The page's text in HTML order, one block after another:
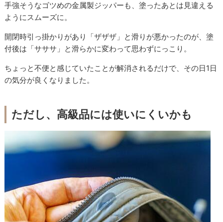
手強そうなゴツめの金属製ジッパーも、塗ったあとは見違える
ようにスムーズに。
開閉時引っ掛かりがあり「ザザザ」と滑りが悪かったのが、塗
付後は「サササ」と滑らかに変わって思わずにっこり。
ちょっと不便と感じていたことが解消されるだけで、その日1日
の気分が良くなりました。
ただし、高級品には使いにくいかも